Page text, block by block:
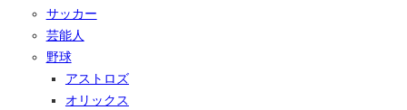
サッカー
芸能人
野球
アストロズ
オリックス